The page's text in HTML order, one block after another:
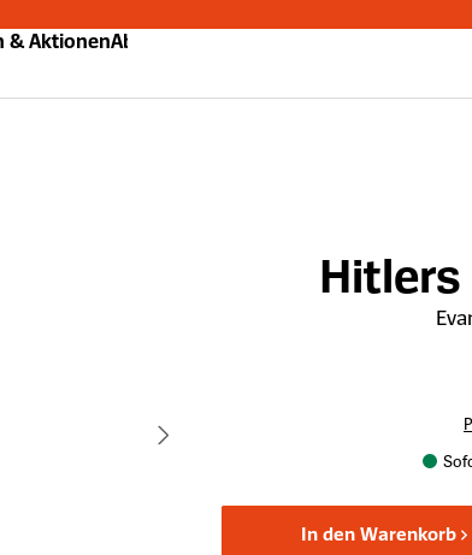
& AktionenAbo
In den Warenkorb